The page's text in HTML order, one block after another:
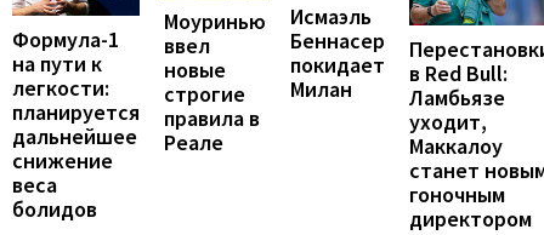
Формула-1
на пути к
легкости:
планируется
дальнейшее
снижение
веса
болидов
Моуринью
ввел
новые
строгие
правила в
Реале
Исмаэль
Беннасер
покидает
Милан
в Red Bull:
Ламбьязе
уходит,
Маккалоу
станет
гоночным
директором